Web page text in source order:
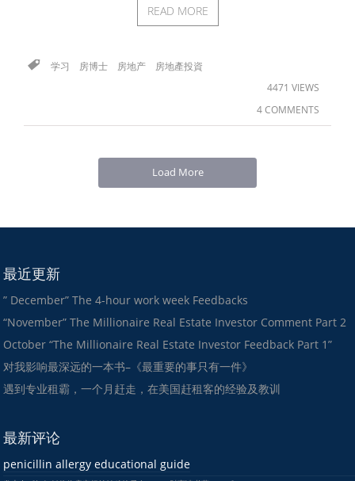
READ MORE
学习 房博士 房地产
房地產投資
4471 VIEWS
4 COMMENTS
Load More
最近更新
” December” The 4-hour work week Feedbacks
“November” The Millionaire Real Estate Investor Comment Part 2
October “The Millionaire Real Estate Investor Feedback Part 1”
对我影响最深远的一本书–《最重要的事只有一件》
遇到专业租霸，一个月赶走，在美国赶租客的经验及教训
最新评论
penicillin allergy educational guide